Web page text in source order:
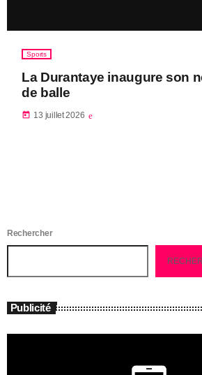
Sports
La Durantaye inaugure son
de balle
today 13 juillet 2026
Rechercher
Publicité